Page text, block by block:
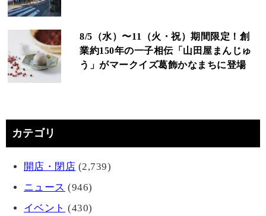
8/5（水）〜11（火・祝）期間限定！創
業約150年の一子相伝「山田屋まんじゅ
う」がマークイズ葛飾かなまちに登場
カテゴリ
開店・閉店 (2,739)
ニュース (946)
イベント (430)